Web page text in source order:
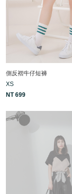
側反褶牛仔短褲
XS
NT 699